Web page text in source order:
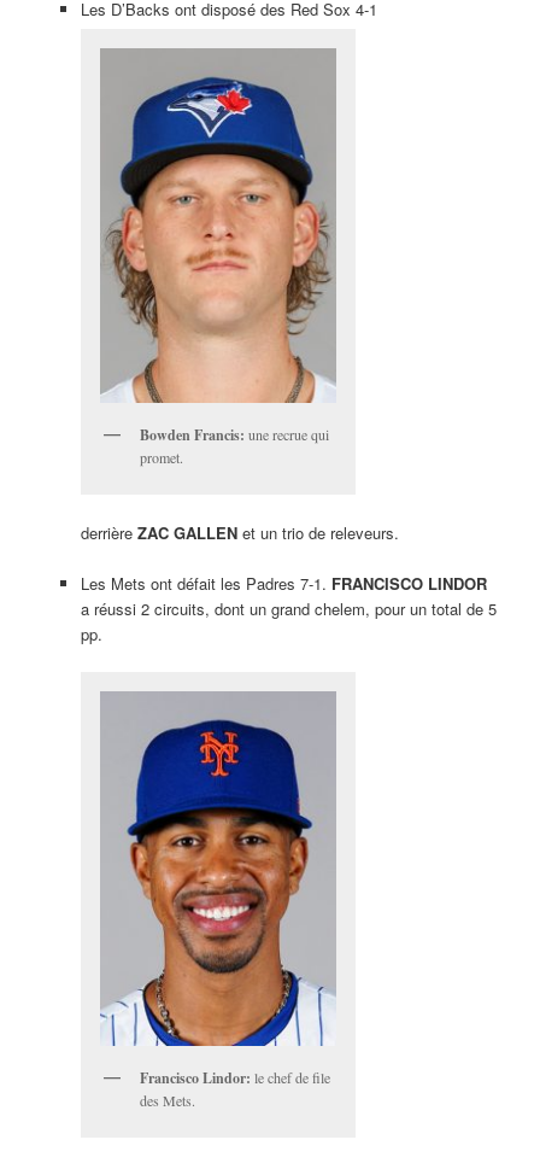
Les D’Backs ont disposé des Red Sox 4-1
Bowden Francis: une recrue qui
promet.
derrière ZAC GALLENet un trio de releveurs.
Les Mets ont défait les Padres 7-1. FRANCISCO LINDOR
a réussi 2 circuits, dont un grand chelem, pour un total de 5
pp.
Francisco Lindor: le chef de file
des Mets.